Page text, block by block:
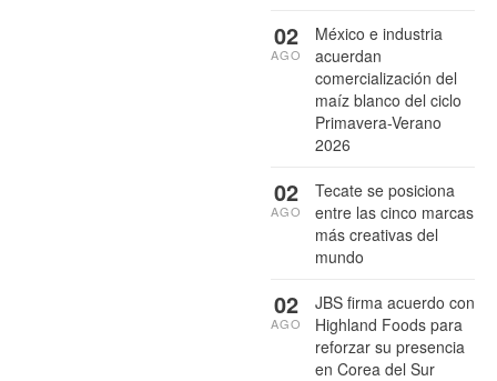
México e industria
acuerdan
comercialización del
maíz blanco del ciclo
Primavera-Verano
2026
02
AGO
Tecate se posiciona
entre las cinco marcas
más creativas del
mundo
02
AGO
JBS firma acuerdo con
Highland Foods para
reforzar su presencia
en Corea del Sur
02
AGO